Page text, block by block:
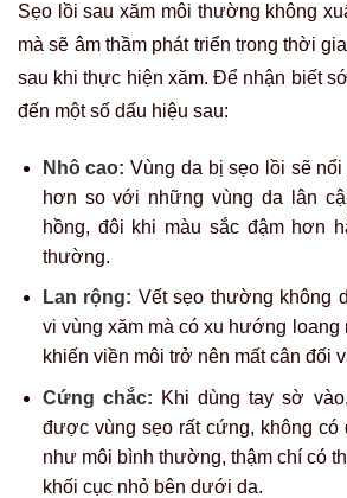
Sẹo lồi sau xăm môi thường không
mà sẽ âm thầm phát triển trong thời
sau khi thực hiện xăm. Để nhận biết
đến một số dấu hiệu sau:
Nhô cao: Vùng da bị sẹo lồi sẽ nổi
hơn so với những vùng da lân
hồng, đôi khi màu sắc đậm hơn
thường.
Lan rộng: Vết sẹo thường không
vi vùng xăm mà có xu hướng loang
khiến viền môi trở nên mất cân đối
Cứng chắc: Khi dùng tay sờ
được vùng sẹo rất cứng, không có
như môi bình thường, thậm chí có
khối cục nhỏ bên dưới da.